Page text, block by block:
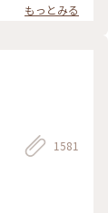
もっとみる
1581